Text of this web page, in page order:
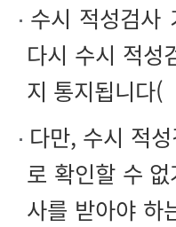
수시 적성검사
다시 수시 적성
지 통지됩니다(
다만, 수시 적
로 확인할 수
사를 받아야 하